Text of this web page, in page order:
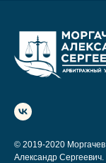
© 2019-2020 Моргачев
Александр Сергеевич.